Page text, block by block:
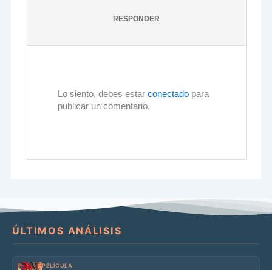
RESPONDER
Lo siento, debes estar conectadopara
publicar un comentario.
ÚLTIMOS ANÁLISIS
PELÍCULA